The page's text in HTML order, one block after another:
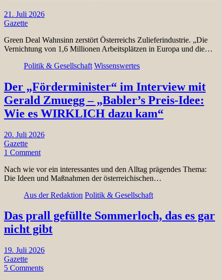
21. Juli 2026
Gazette
Green Deal Wahnsinn zerstört Österreichs Zulieferindustrie. „Die
Vernichtung von 1,6 Millionen Arbeitsplätzen in Europa und die…
Politik & Gesellschaft Wissenswertes
Der „Förderminister“ im Interview mit
Gerald Zmuegg – „Babler’s Preis-Idee:
Wie es WIRKLICH dazu kam“
20. Juli 2026
Gazette
1 Comment
Nach wie vor ein interessantes und den Alltag prägendes Thema:
Die Ideen und Maßnahmen der österreichischen…
Aus der Redaktion Politik & Gesellschaft
Das prall gefüllte Sommerloch, das es gar
nicht gibt
19. Juli 2026
Gazette
5 Comments